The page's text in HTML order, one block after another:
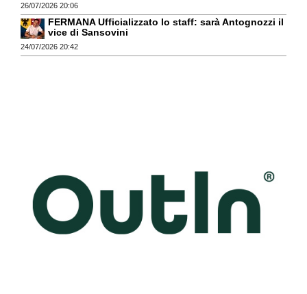
26/07/2026 20:06
FERMANA Ufficializzato lo staff: sarà Antognozzi il
vice di Sansovini
24/07/2026 20:42